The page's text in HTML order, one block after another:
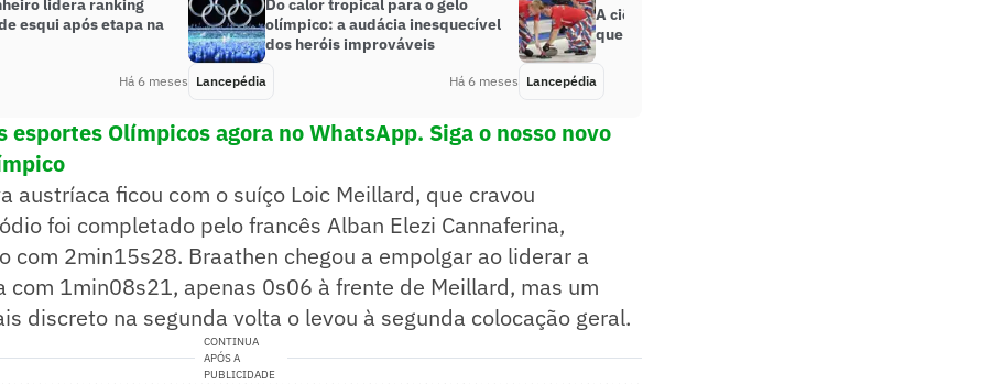
lidera ranking
esqui após etapa na
Há 6 meses
Do calor tropical para o gelo
olímpico: a audácia inesquecível
dos heróis improváveis
Lancepédia Há 6 meses
A ciência por trás das pistas: por
que o gelo não é tudo igual
Lancepédia
esportes Olímpicos agora no WhatsApp. Siga o nosso novo
austríaca ficou com o suíço Loic Meillard, que cravou
foi completado pelo francês Alban Elezi Cannaferina,
com 2min15s28. Braathen chegou a empolgar ao liderar a
com 1min08s21, apenas 0s06 à frente de Meillard, mas um
discreto na segunda volta o levou à segunda colocação geral.
CONTINUA
APÓS A
PUBLICIDADE